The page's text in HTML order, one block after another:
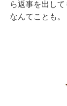
ら返事を出して
なんてことも。